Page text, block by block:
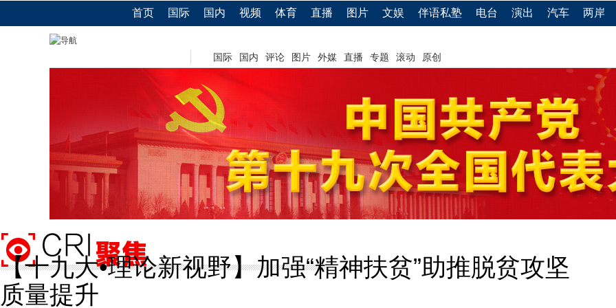
首页 国际 国内 视频 体育 直播 图片 文娱 伴语私塾 电台 演出 汽车 两岸
国际 国内 评论 图片 外媒 直播 专题 滚动 原创
【十九大•理论新视野】加强“精神扶贫”助推脱贫攻坚
质量提升